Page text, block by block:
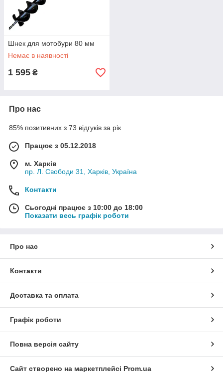
Шнек для мотобури 80 мм
Немає в наявності
1 595 ₴
Про нас
85% позитивних з 73 відгуків за рік
Працює з 05.12.2018
м. Харків
пр. Л. Свободи 31, Харків, Україна
Контакти
Сьогодні працює з 10:00 до 18:00
Показати весь графік роботи
Про нас
Контакти
Доставка та оплата
Графік роботи
Повна версія сайту
Сайт створено на маркетплейсі Prom.ua